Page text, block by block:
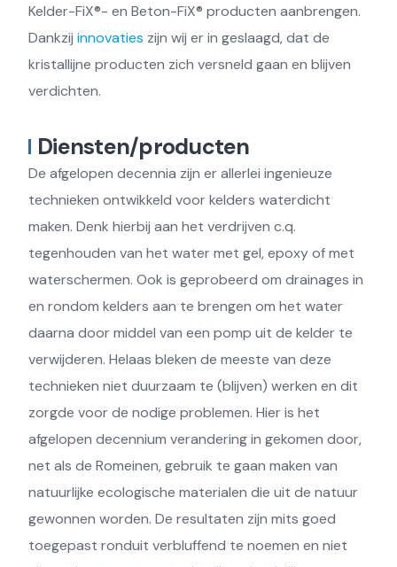
Kelder-FiX®- en Beton-FiX® producten aanbrengen.
Dankzij innovaties zijn wij er in geslaagd, dat de
kristallijne producten zich versneld gaan en blijven
verdichten.
Diensten/producten
De afgelopen decennia zijn er allerlei ingenieuze
technieken ontwikkeld voor kelders waterdicht
maken. Denk hierbij aan het verdrijven c.q.
tegenhouden van het water met gel, epoxy of met
waterschermen. Ook is geprobeerd om drainages in
en rondom kelders aan te brengen om het water
daarna door middel van een pomp uit de kelder te
verwijderen. Helaas bleken de meeste van deze
technieken niet duurzaam te (blijven) werken en dit
zorgde voor de nodige problemen. Hier is het
afgelopen decennium verandering in gekomen door,
net als de Romeinen, gebruik te gaan maken van
natuurlijke ecologische materialen die uit de natuur
gewonnen worden. De resultaten zijn mits goed
toegepast ronduit verbluffend te noemen en niet